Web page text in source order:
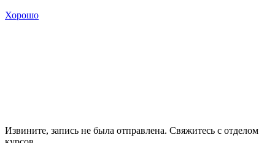
Хорошо
Извините, запись не была отправлена. Свяжитесь с отделом